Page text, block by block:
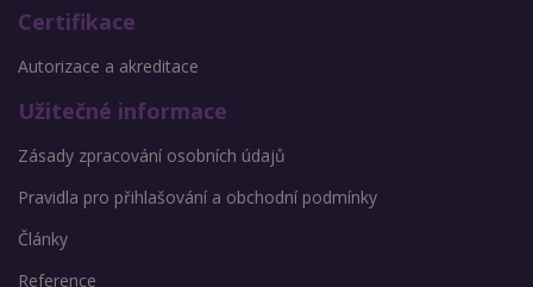
Certifikace
Autorizace a akreditace
Užitečné informace
Zásady zpracování osobních údajů
Pravidla pro přihlašování a obchodní podmínky
Články
Reference